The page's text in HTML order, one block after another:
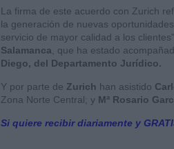
La firma de este acuerdo con Zurich
la generación de nuevas
servicio de mayor calidad a los
Salamanca , que ha estado
Diego, del Departamento Jurídico.
Y por parte de Zurich han asistido
Zona Norte Central; y Mª Rosario
Si quiere recibir diariamente y